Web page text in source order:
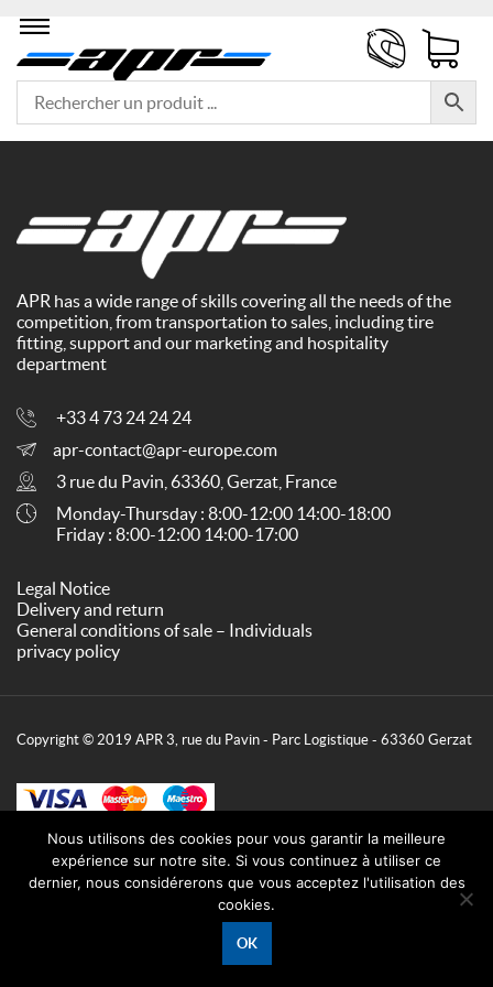
APR has a wide range of skills covering all the needs of the
competition, from transportation to sales, including tire
fitting, support and our marketing and hospitality
department
+33 4 73 24 24 24
apr-contact@apr-europe.com
3 rue du Pavin, 63360, Gerzat, France
Monday-Thursday : 8:00-12:00 14:00-18:00
Friday : 8:00-12:00 14:00-17:00
Legal Notice
Delivery and return
General conditions of sale – Individuals
privacy policy
Copyright © 2019 APR 3, rue du Pavin - Parc Logistique - 63360 Gerzat
Nous utilisons des cookies pour vous garantir la meilleure
expérience sur notre site. Si vous continuez à utiliser ce
dernier, nous considérerons que vous acceptez l'utilisation des
cookies.
OK